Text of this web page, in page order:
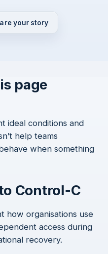
your story
page
ideal conditions and
help teams
when something
Control-C
how organisations use
access during
recovery.